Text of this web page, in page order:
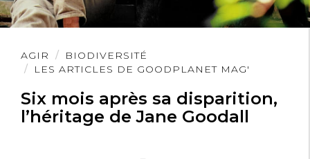
AGIR
BIODIVERSITÉ
LES ARTICLES DE GOODPLANET MAG'
Six mois après sa disparition,
l’héritage de Jane Goodall
Lire
l'article